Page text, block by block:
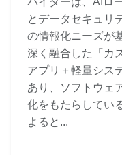
とデータセキュリ
の情報化ニーズが
深く融合した「カ
アプリ＋軽量シス
あり、ソフトウェ
化をもたらしてい
よると...